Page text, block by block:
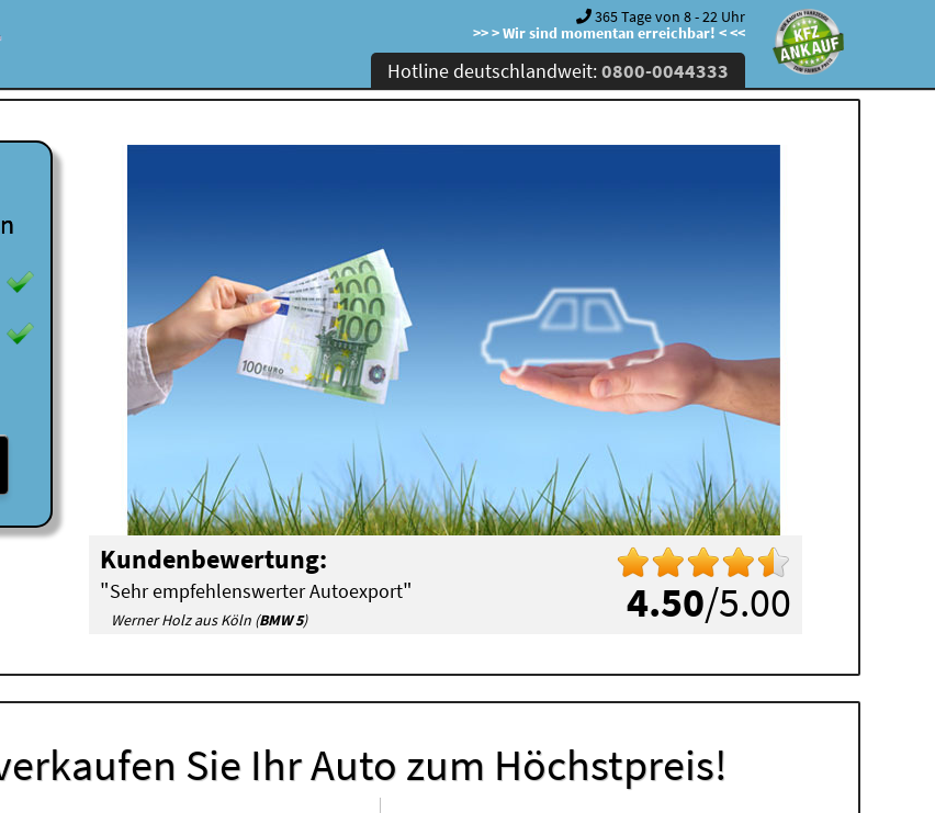
365 Tage von 8 - 22 Uhr
>> > Wir sind momentan erreichbar! < <<
Hotline deutschlandweit:0800-0044333
4.50/5.00
Kundenbewertung:
"Sehr empfehlenswerter Autoexport"
Werner Holz aus Köln (BMW 5)
Sie Ihr Auto zum Höchstpreis!